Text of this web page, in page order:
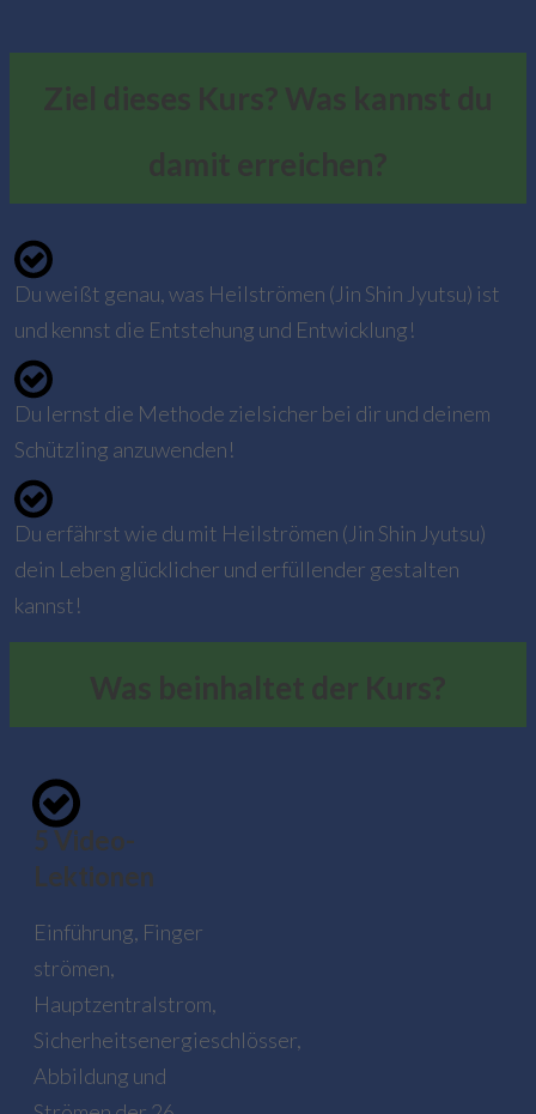
Ziel dieses Kurs? Was kannst du
damit erreichen?
Du weißt genau, was Heilströmen (Jin Shin Jyutsu) ist
und kennst die Entstehung und Entwicklung!
Du lernst die Methode zielsicher bei dir und deinem
Schützling anzuwenden!
Du erfährst wie du mit Heilströmen (Jin Shin Jyutsu)
dein Leben glücklicher und erfüllender gestalten
kannst!
Was beinhaltet der Kurs?
5 Video-
Lektionen
Einführung, Finger
strömen,
Hauptzentralstrom,
Sicherheitsenergieschlösser,
Abbildung und